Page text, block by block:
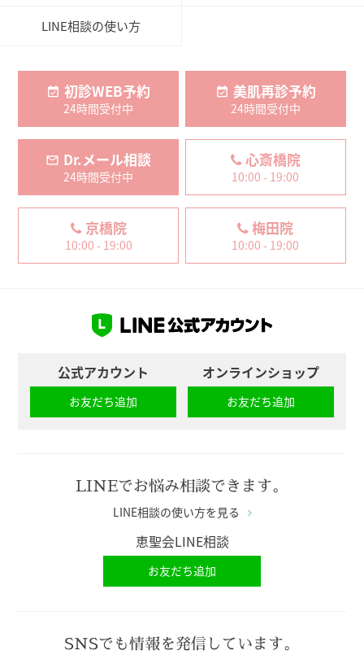
LINE相談の使い方
初診WEB予約
24時間受付中
美肌再診予約
24時間受付中
Dr.メール相談
24時間受付中
心斎橋院
10:00 - 19:00
京橋院
10:00 - 19:00
梅田院
10:00 - 19:00
公式アカウント
お友だち追加
オンラインショップ
お友だち追加
LINEでお悩み相談できます。
LINE相談の使い方を見る
恵聖会LINE相談
お友だち追加
SNSでも情報を発信しています。